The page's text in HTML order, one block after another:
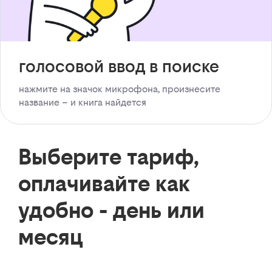
голосовой ввод в поиске
нажмите на значок микрофона, произнесите
название – и книга найдется
Выберите тариф,
оплачивайте как
удобно - день или
месяц